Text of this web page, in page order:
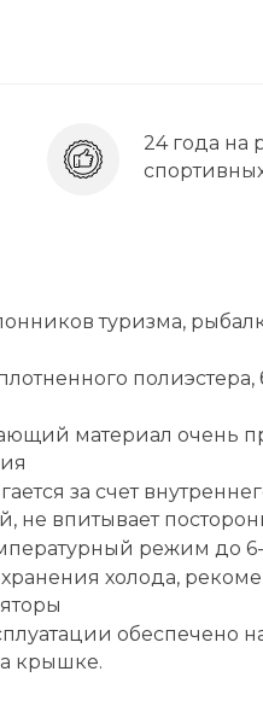
24 года на
туризма,
материал очень
за счет
не впитывает
режим до 6-
холода,
крышке.